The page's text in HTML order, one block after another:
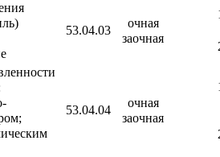
53.04.03
очная
заочная
53.04.04
очная
заочная